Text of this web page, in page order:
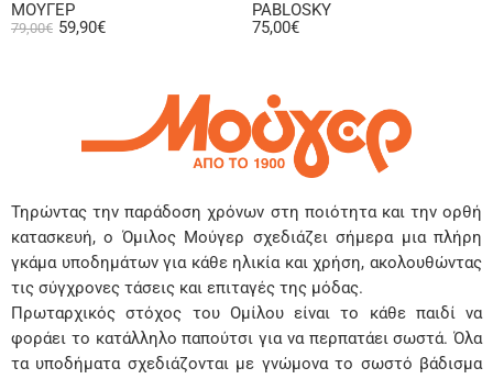
ΜΟΥΓΕΡ
79,00€ 59,90€
PABLOSKY
75,00€
Τηρώντας την παράδοση χρόνων στη ποιότητα και την ορθή
κατασκευή, ο Όμιλος Μούγερ σχεδιάζει σήμερα μια πλήρη
γκάμα υποδημάτων για κάθε ηλικία και χρήση, ακολουθώντας
τις σύγχρονες τάσεις και επιταγές της μόδας.
Πρωταρχικός στόχος του Ομίλου είναι το κάθε παιδί να
φοράει το κατάλληλο παπούτσι για να περπατάει σωστά. Όλα
τα υποδήματα σχεδιάζονται με γνώμονα το σωστό βάδισμα